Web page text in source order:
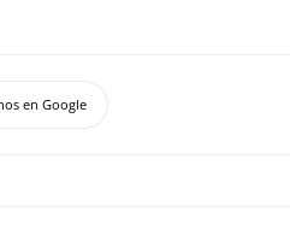
en Google